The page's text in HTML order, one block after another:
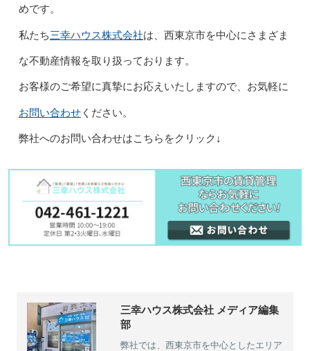
めです。
私たち三幸ハウス株式会社は、西東京市を中心にさまざま
な不動産情報を取り扱っております。
お客様のご希望に真摯にお応えいたしますので、お気軽に
お問い合わせください。
弊社へのお問い合わせはこちらをクリック↓
三幸ハウス株式会社 メディア編集
部
弊社では、西東京市を中心としたエリア